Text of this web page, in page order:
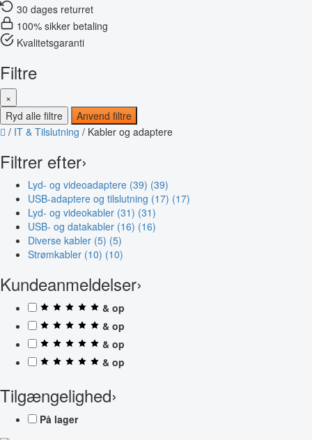
30 dages returret
100% sikker betaling
Kvalitetsgaranti
Filtre
×
Ryd alle filtre
Anvend filtre
/ IT & Tilslutning / Kabler og adaptere
Filtrer efter›
Lyd- og videoadaptere (39) (39)
USB-adaptere og tilslutning (17) (17)
Lyd- og videokabler (31) (31)
USB- og datakabler (16) (16)
Diverse kabler (5) (5)
Strømkabler (10) (10)
Kundeanmeldelser›
& op
& op
& op
& op
Tilgængelighed›
På lager